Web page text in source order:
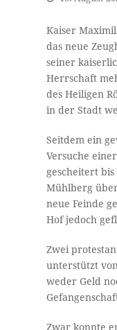
Kaiser
das neue
seiner
Herrschaft
des Heiligen
in der Stadt
Seitdem ein
Versuche
gescheitert
Mühlberg
neue Feinde
Hof jedoch
Zwei
unterstützt
weder Geld
Zwar konnte